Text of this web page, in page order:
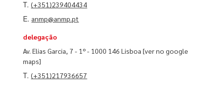
T.(+351)239404434
E. anmp@anmp.pt
delegação
Av. Elias Garcia, 7 - 1º - 1000 146 Lisboa[ver no google
maps]
T.(+351)217936657